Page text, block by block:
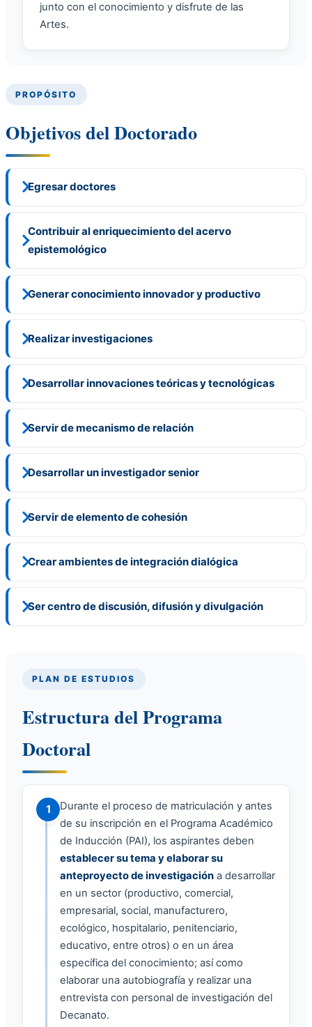
junto con el conocimiento y disfrute de las
Artes.
PROPÓSITO
Objetivos del Doctorado
Egresar doctores
Contribuir al enriquecimiento del acervo
epistemológico
Generar conocimiento innovador y productivo
Realizar investigaciones
Desarrollar innovaciones teóricas y tecnológicas
Servir de mecanismo de relación
Desarrollar un investigador senior
Servir de elemento de cohesión
Crear ambientes de integración dialógica
Ser centro de discusión, difusión y divulgación
PLAN DE ESTUDIOS
Estructura del Programa
Doctoral
1
Durante el proceso de matriculación y antes
de su inscripción en el Programa Académico
de Inducción (PAI), los aspirantes deben
establecer su tema y elaborar su
anteproyecto de investigación a desarrollar
en un sector (productivo, comercial,
empresarial, social, manufacturero,
ecológico, hospitalario, penitenciario,
educativo, entre otros) o en un área
específica del conocimiento; así como
elaborar una autobiografía y realizar una
entrevista con personal de investigación del
Decanato.